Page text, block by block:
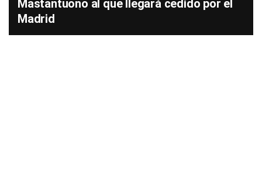
Mastantuono al que llegará cedido por el
Madrid